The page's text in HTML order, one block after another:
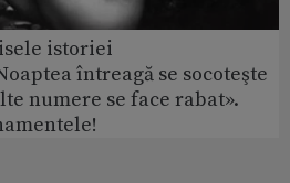
istoriei
întreagă se socoteşte
numere se face rabat».